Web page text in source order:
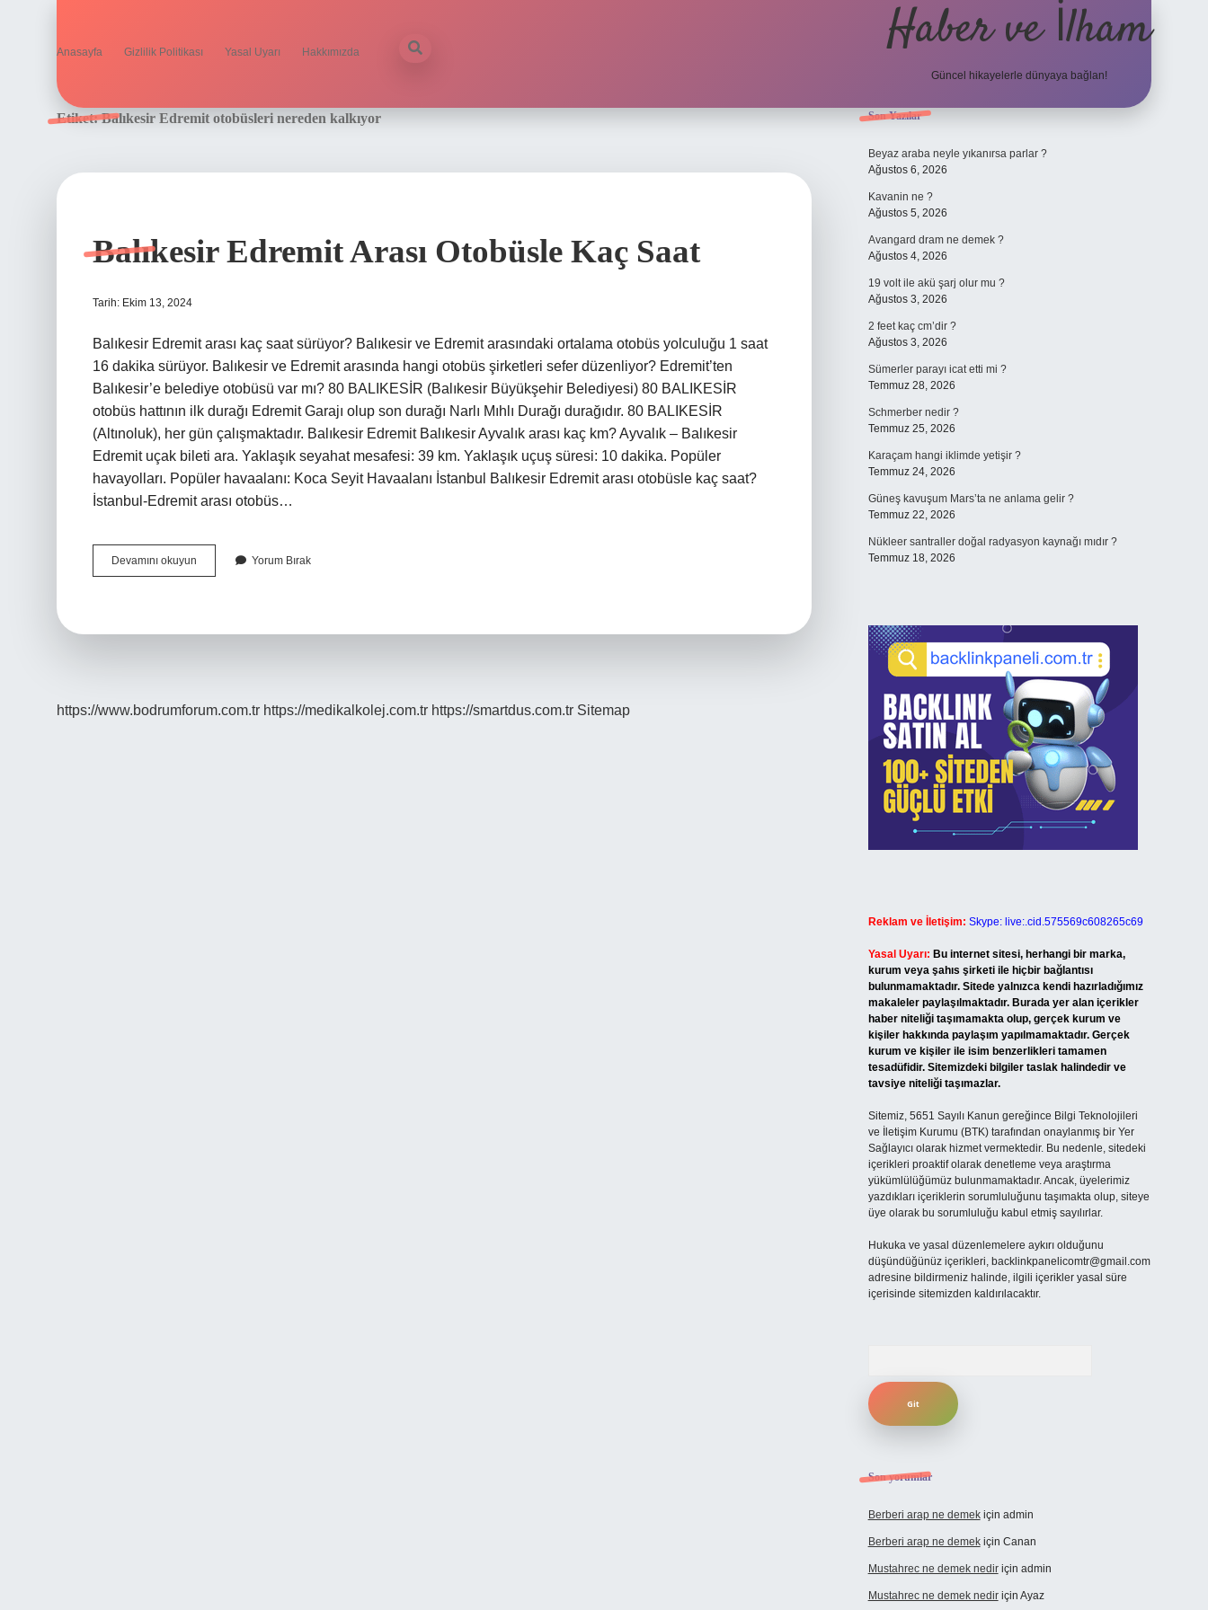
Anasayfa Gizlilik Politikası Yasal Uyarı Hakkımızda Haber ve İlham
Güncel hikayelerle dünyaya bağlan!
Etiket:Balıkesir Edremit otobüsleri nereden kalkıyor
Balıkesir Edremit Arası Otobüsle Kaç Saat
Tarih: Ekim 13, 2024
Balıkesir Edremit arası kaç saat sürüyor? Balıkesir ve Edremit arasındaki ortalama otobüs yolculuğu 1 saat
16 dakika sürüyor. Balıkesir ve Edremit arasında hangi otobüs şirketleri sefer düzenliyor? Edremit’ten
Balıkesir’e belediye otobüsü var mı? 80 BALIKESİR (Balıkesir Büyükşehir Belediyesi) 80 BALIKESİR
otobüs hattının ilk durağı Edremit Garajı olup son durağı Narlı Mıhlı Durağı durağıdır. 80 BALIKESİR
(Altınoluk), her gün çalışmaktadır. Balıkesir Edremit Balıkesir Ayvalık arası kaç km? Ayvalık – Balıkesir
Edremit uçak bileti ara. Yaklaşık seyahat mesafesi: 39 km. Yaklaşık uçuş süresi: 10 dakika. Popüler
havayolları. Popüler havaalanı: Koca Seyit Havaalanı İstanbul Balıkesir Edremit arası otobüsle kaç saat?
İstanbul-Edremit arası otobüs…
Devamını okuyun Balıkesir
Edremit
Yorum Bırak
https://www.bodrumforum.com.tr https://medikalkolej.com.tr https://smartdus.com.tr Sitemap
Sidebar
Son Yazılar
Beyaz araba neyle yıkanırsa parlar ?
Ağustos 6, 2026
Kavanin ne ?
Ağustos 5, 2026
Avangard dram ne demek ?
Ağustos 4, 2026
19 volt ile akü şarj olur mu ?
Ağustos 3, 2026
2 feet kaç cm’dir ?
Ağustos 3, 2026
Sümerler parayı icat etti mi ?
Temmuz 28, 2026
Schmerber nedir ?
Temmuz 25, 2026
Karaçam hangi iklimde yetişir ?
Temmuz 24, 2026
Güneş kavuşum Mars’ta ne anlama gelir ?
Temmuz 22, 2026
Nükleer santraller doğal radyasyon kaynağı mıdır ?
Temmuz 18, 2026
Reklam ve İletişim: Skype: live:.cid.575569c608265c69
Yasal Uyarı: Bu internet sitesi, herhangi bir marka,
kurum veya şahıs şirketi ile hiçbir bağlantısı
bulunmamaktadır. Sitede yalnızca kendi hazırladığımız
makaleler paylaşılmaktadır. Burada yer alan içerikler
haber niteliği taşımamakta olup, gerçek kurum ve
kişiler hakkında paylaşım yapılmamaktadır. Gerçek
kurum ve kişiler ile isim benzerlikleri tamamen
tesadüfidir. Sitemizdeki bilgiler taslak halindedir ve
tavsiye niteliği taşımazlar.
Sitemiz, 5651 Sayılı Kanun gereğince Bilgi Teknolojileri
ve İletişim Kurumu (BTK) tarafından onaylanmış bir Yer
Sağlayıcı olarak hizmet vermektedir. Bu nedenle, sitedeki
içerikleri proaktif olarak denetleme veya araştırma
yükümlülüğümüz bulunmamaktadır. Ancak, üyelerimiz
yazdıkları içeriklerin sorumluluğunu taşımakta olup, siteye
üye olarak bu sorumluluğu kabul etmiş sayılırlar.
Hukuka ve yasal düzenlemelere aykırı olduğunu
düşündüğünüz içerikleri, backlinkpanelicomtr@gmail.com
adresine bildirmeniz halinde, ilgili içerikler yasal süre
içerisinde sitemizden kaldırılacaktır.
Son yorumlar
Berberi arap ne demekiçin admin
Berberi arap ne demekiçin Canan
Mustahrec ne demek nediriçin admin
Mustahrec ne demek nediriçin Ayaz